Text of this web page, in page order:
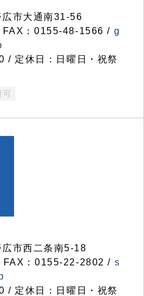
市大通南31-56
：0155-48-1566 / g
/ 定休日：日曜日・祝祭
可
市西二条南5-18
：0155-22-2802 / s
/ 定休日：日曜日・祝祭